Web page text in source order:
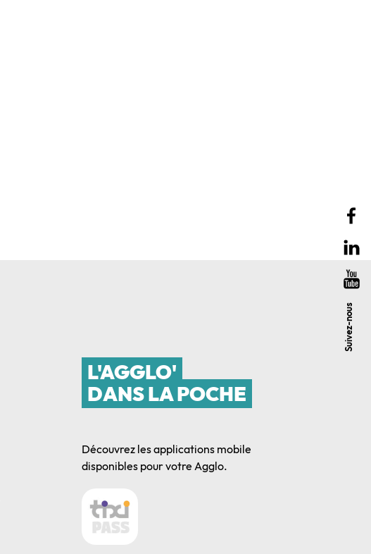
Suivez-nous
L'AGGLO'
DANS LA POCHE
Découvrez les applications mobile
disponibles pour votre Agglo.